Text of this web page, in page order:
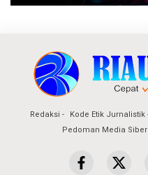
Redaksi Kode Etik Jurnalistik
Pedoman Media Siber